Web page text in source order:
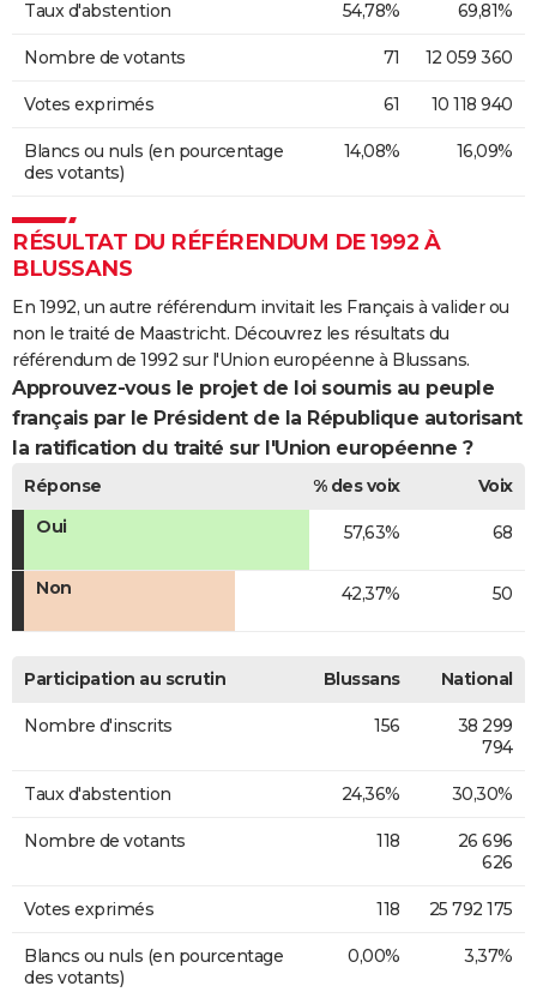
Taux d'abstention 54,78% 69,81%
Nombre de votants 71 12 059 360
Votes exprimés 61 10 118 940
Blancs ou nuls (en pourcentage
des votants)
14,08% 16,09%
RÉSULTAT DU RÉFÉRENDUM DE 1992 À
BLUSSANS
En 1992, un autre référendum invitait les Français à valider ou
non le traité de Maastricht. Découvrez les résultats du
référendum de 1992 sur l'Union européenne à Blussans.
Approuvez-vous le projet de loi soumis au peuple
français par le Président de la République autorisant
la ratification du traité sur l'Union européenne ?
Réponse % des voix
Voix
Oui
57,63% 68
Non 42,37% 50
Participation au scrutin Blussans National
Nombre d'inscrits 156
38 299
794
Taux d'abstention 24,36% 30,30%
Nombre de votants 118
26 696
626
Votes exprimés 118 25 792 175
Blancs ou nuls (en pourcentage
des votants)
0,00% 3,37%